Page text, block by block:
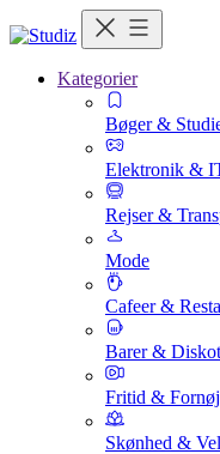
Kategorier
Bøger &
Elektronik &
Rejser &
Mode
Cafeer &
Barer &
Fritid &
Skønhed &